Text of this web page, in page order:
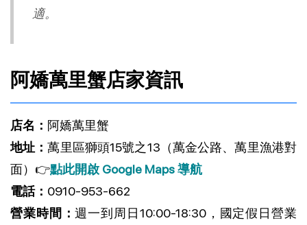
適。
阿嬌萬里蟹店家資訊
店名： 阿嬌萬里蟹
地址：萬里區獅頭15號之13（萬金公路、萬里漁港對
面）👉點此開啟 Google Maps 導航
電話： 0910-953-662
營業時間：週一到周日10:00-18:30，國定假日營業